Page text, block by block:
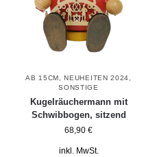
AB 15CM ,NEUHEITEN 2024
SONSTIGE
Kugelräuchermann mit
Schwibbogen, sitzend
68,90 €
inkl. MwSt.